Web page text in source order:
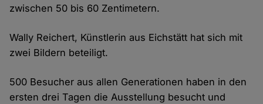
zwischen 50 bis 60 Zentimetern.
Wally Reichert, Künstlerin aus Eichstätt hat sich mit
zwei Bildern beteiligt.
500 Besucher aus allen Generationen haben in den
ersten drei Tagen die Ausstellung besucht und